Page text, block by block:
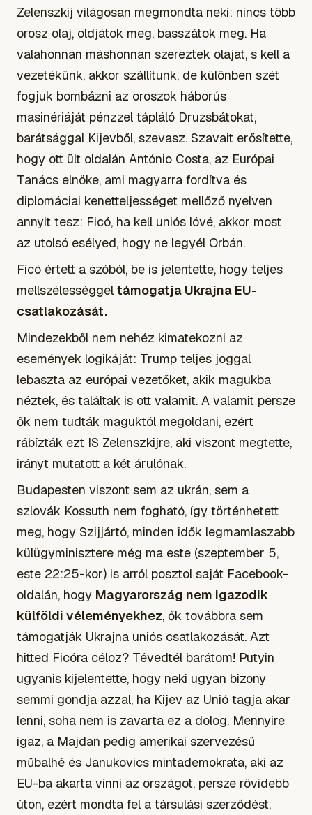
Zelenszkij világosan megmondta neki: nincs több
orosz olaj, oldjátok meg, basszátok meg. Ha
valahonnan máshonnan szereztek olajat, s kell a
vezetékünk, akkor szállítunk, de különben szét
fogjuk bombázni az oroszok háborús
masinériáját pénzzel tápláló Druzsbátokat,
barátsággal Kijevből, szevasz. Szavait erősítette,
hogy ott ült oldalán António Costa, az Európai
Tanács elnöke, ami magyarra fordítva és
diplomáciai kenetteljességet mellőző nyelven
annyit tesz: Ficó, ha kell uniós lóvé, akkor most
az utolsó esélyed, hogy ne legyél Orbán.
Ficó értett a szóból, be is jelentette, hogy teljes
mellszélességgel támogatja Ukrajna EU-
csatlakozását.
Mindezekből nem nehéz kimatekozni az
események logikáját: Trump teljes joggal
lebaszta az európai vezetőket, akik magukba
néztek, és találtak is ott valamit. A valamit persze
ők nem tudták maguktól megoldani, ezért
rábízták ezt IS Zelenszkijre, aki viszont megtette,
irányt mutatott a két árulónak.
Budapesten viszont sem az ukrán, sem a
szlovák Kossuth nem fogható, így történhetett
meg, hogy Szijjártó, minden idők legmamlaszabb
külügyminisztere még ma este (szeptember 5,
este 22:25-kor) is arról posztol saját Facebook-
oldalán, hogy Magyarország nem igazodik
külföldi véleményekhez, ők továbbra sem
támogatják Ukrajna uniós csatlakozását. Azt
hitted Ficóra céloz? Tévedtél barátom! Putyin
ugyanis kijelentette, hogy neki ugyan bizony
semmi gondja azzal, ha Kijev az Unió tagja akar
lenni, soha nem is zavarta ez a dolog. Mennyire
igaz, a Majdan pedig amerikai szervezésű
műbalhé és Janukovics mintademokrata, aki az
EU-ba akarta vinni az országot, persze rövidebb
úton, ezért mondta fel a társulási szerződést,